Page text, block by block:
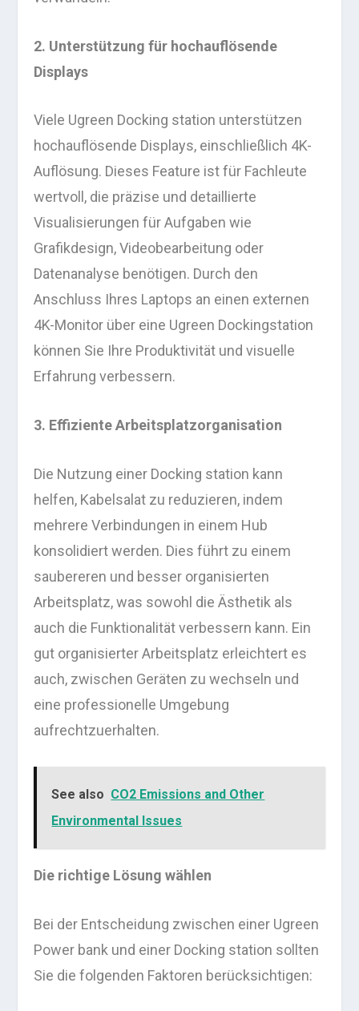
2. Unterstützung für hochauflösende
Displays
Viele Ugreen Docking station unterstützen
hochauflösende Displays, einschließlich 4K-
Auflösung. Dieses Feature ist für Fachleute
wertvoll, die präzise und detaillierte
Visualisierungen für Aufgaben wie
Grafikdesign, Videobearbeitung oder
Datenanalyse benötigen. Durch den
Anschluss Ihres Laptops an einen externen
4K-Monitor über eine Ugreen Dockingstation
können Sie Ihre Produktivität und visuelle
Erfahrung verbessern.
3. Effiziente Arbeitsplatzorganisation
Die Nutzung einer Docking station kann
helfen, Kabelsalat zu reduzieren, indem
mehrere Verbindungen in einem Hub
konsolidiert werden. Dies führt zu einem
saubereren und besser organisierten
Arbeitsplatz, was sowohl die Ästhetik als
auch die Funktionalität verbessern kann. Ein
gut organisierter Arbeitsplatz erleichtert es
auch, zwischen Geräten zu wechseln und
eine professionelle Umgebung
aufrechtzuerhalten.
See also CO2 Emissions and Other
Environmental Issues
Die richtige Lösung wählen
Bei der Entscheidung zwischen einer Ugreen
Power bank und einer Docking station sollten
Sie die folgenden Faktoren berücksichtigen: